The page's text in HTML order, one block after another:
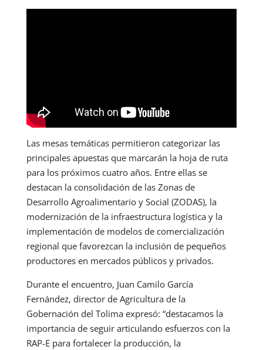
Las mesas temáticas permitieron categorizar las
principales apuestas que marcarán la hoja de ruta
para los próximos cuatro años. Entre ellas se
destacan la consolidación de las Zonas de
Desarrollo Agroalimentario y Social (ZODAS), la
modernización de la infraestructura logística y la
implementación de modelos de comercialización
regional que favorezcan la inclusión de pequeños
productores en mercados públicos y privados.
Durante el encuentro, Juan Camilo García
Fernández, director de Agricultura de la
Gobernación del Tolima expresó: “destacamos la
importancia de seguir articulando esfuerzos con la
RAP-E para fortalecer la producción, la